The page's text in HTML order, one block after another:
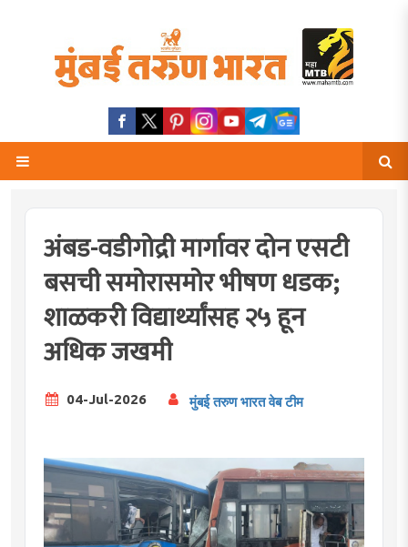
अंबड-वडीगोद्री मार्गावर दोन एसटी
बसची समोरासमोर भीषण धडक;
शाळकरी विद्यार्थ्यांसह २५ हून
अधिक जखमी
04-Jul-2026 मुंबई तरुण भारत वेब टीम